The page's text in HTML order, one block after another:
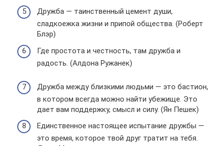
Дружба — таинственный цемент души,
сладкоежка жизни и припой общества. (Роберт
Блэр)
Где простота и честность, там дружба и
радость. (Алдона Ружанек)
Дружба между близкими людьми — это бастион,
в котором всегда можно найти убежище. Это
дает вам поддержку, смысл и силу. (Ян Пешек)
Единственное настоящее испытание дружбы —
это время, которое твой друг тратит на тебя.